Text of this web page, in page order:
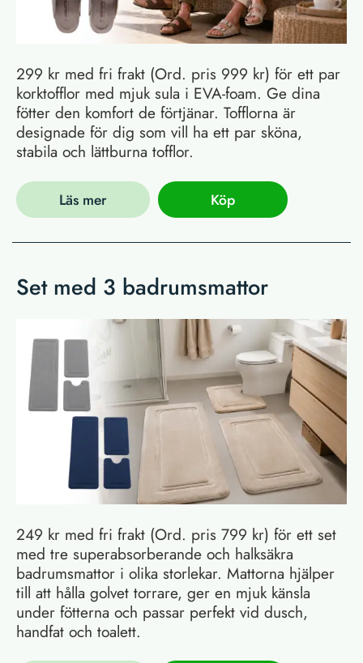
299 kr med fri frakt (Ord. pris 999 kr) för ett par
korktofflor med mjuk sula i EVA-foam. Ge dina
fötter den komfort de förtjänar. Tofflorna är
designade för dig som vill ha ett par sköna,
stabila och lättburna tofflor.
Läs mer Köp
Set med 3 badrumsmattor
249 kr med fri frakt (Ord. pris 799 kr) för ett set
med tre superabsorberande och halksäkra
badrumsmattor i olika storlekar. Mattorna hjälper
till att hålla golvet torrare, ger en mjuk känsla
under fötterna och passar perfekt vid dusch,
handfat och toalett.